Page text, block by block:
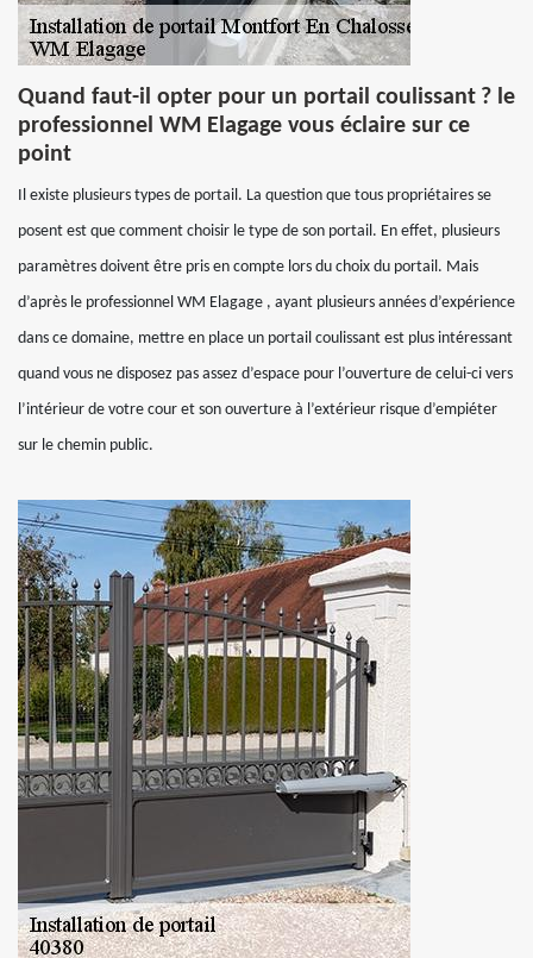
Quand faut-il opter pour un portail coulissant ? le
professionnel WM Elagage vous éclaire sur ce
point
Il existe plusieurs types de portail. La question que tous propriétaires se
posent est que comment choisir le type de son portail. En effet, plusieurs
paramètres doivent être pris en compte lors du choix du portail. Mais
d’après le professionnel WM Elagage , ayant plusieurs années d’expérience
dans ce domaine, mettre en place un portail coulissant est plus intéressant
quand vous ne disposez pas assez d’espace pour l’ouverture de celui-ci vers
l’intérieur de votre cour et son ouverture à l’extérieur risque d’empiéter
sur le chemin public.